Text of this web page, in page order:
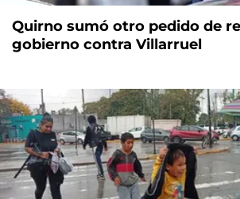
Quirno sumó otro pedido de
gobierno contra Villarruel